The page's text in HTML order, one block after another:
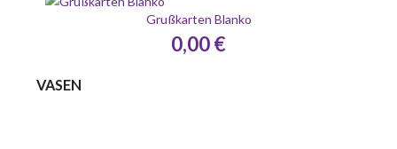
Grußkarten Blanko
0,00 €
VASEN